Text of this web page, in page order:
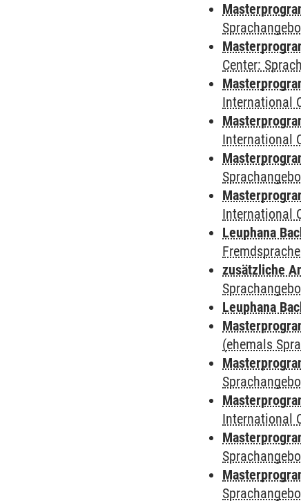
Center:
International
International
International
Leuphana
zusätzliche
Leuphana
(ehemals
International